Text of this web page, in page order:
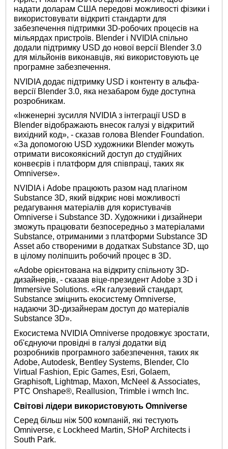
надати доларам США передові можливості фізики і
використовувати відкриті стандарти для
забезпечення підтримки 3D-робочих процесів на
мільярдах пристроїв. Blender і NVIDIA спільно
додали підтримку USD до нової версії Blender 3.0
для мільйонів виконавців, які використовують це
програмне забезпечення.
NVIDIA додає підтримку USD і контенту в альфа-
версії Blender 3.0, яка незабаром буде доступна
розробникам.
«Інженерні зусилля NVIDIA з інтеграції USD в
Blender відображають внесок галузі у відкритий
вихідний код», - сказав голова Blender Foundation.
«За допомогою USD художники Blender можуть
отримати високоякісний доступ до студійних
конвеєрів і платформ для співпраці, таких як
Omniverse».
NVIDIA і Adobe працюють разом над плагіном
Substance 3D, який відкриє нові можливості
редагування матеріалів для користувачів
Omniverse і Substance 3D. Художники і дизайнери
зможуть працювати безпосередньо з матеріалами
Substance, отриманими з платформи Substance 3D
Asset або створеними в додатках Substance 3D, що
в цілому поліпшить робочий процес в 3D.
«Adobe орієнтована на відкриту спільноту 3D-
дизайнерів, - сказав віце-президент Adobe з 3D і
Immersive Solutions. «Як галузевий стандарт,
Substance зміцнить екосистему Omniverse,
надаючи 3D-дизайнерам доступ до матеріалів
Substance 3D».
Екосистема NVIDIA Omniverse продовжує зростати,
об'єднуючи провідні в галузі додатки від
розробників програмного забезпечення, таких як
Adobe, Autodesk, Bentley Systems, Blender, Clo
Virtual Fashion, Epic Games, Esri, Golaem,
Graphisoft, Lightmap, Maxon, McNeel & Associates,
PTC Onshape®, Reallusion, Trimble і wrnch Inc.
Світові лідери використовуютьOmniverse
Серед більш ніж 500 компаній, які тестують
Omniverse, є Lockheed Martin, SHoP Architects і
South Park.